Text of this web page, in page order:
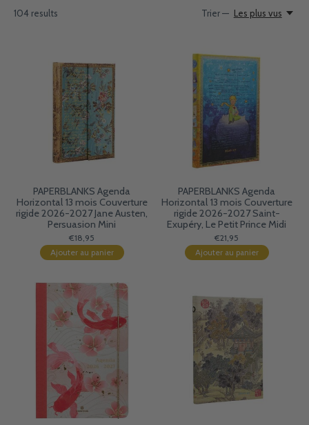
104 results Trier — Les plus vus
PAPERBLANKS Agenda
Horizontal 13 mois Couverture
rigide 2026-2027 Jane Austen,
Persuasion Mini
€18,95
Ajouter au panier
PAPERBLANKS Agenda
Horizontal 13 mois Couverture
rigide 2026-2027 Saint-
Exupéry, Le Petit Prince Midi
€21,95
Ajouter au panier